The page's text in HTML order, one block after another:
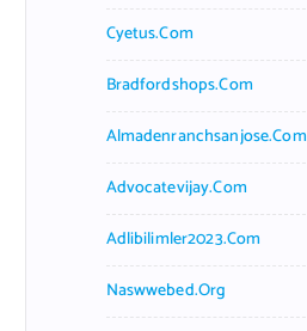
Cyetus.com
Bradfordshops.com
Almadenranchsanjose.com
Advocatevijay.com
Adlibilimler2023.com
Naswwebed.org